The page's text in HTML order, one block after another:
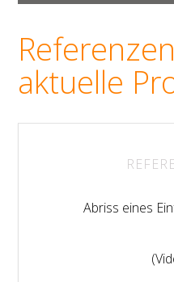
aktuelle
Abriss eines